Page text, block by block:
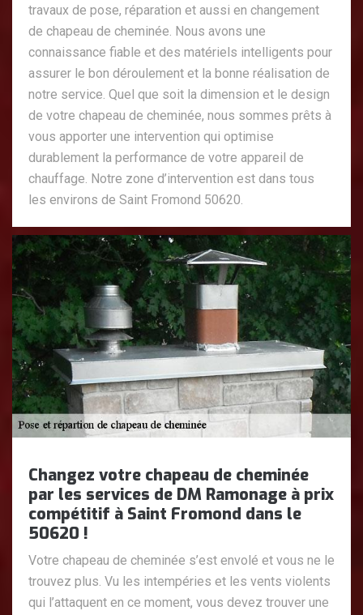
travaux de pose, réparation et aussi en changement
de chapeau de cheminée. Nous avons une
connaissance fiable et des matériels intelligents pour
assurer le bon déroulement et la bonne réalisation de
notre service. Quel que soit la dimension et le design
de votre chapeau de cheminée, nous sommes prêts à
vous apporter une intervention qui optimise
durablement la performance de votre appareil de
chauffage. Notre zone d’intervention est dans tous
les environs de Saint Fromond 50620.
Changez votre chapeau de cheminée
par les services de DM Ramonage à prix
compétitif à Saint Fromond dans le
50620 !
Votre chapeau de cheminée s’est envolé et vous ne le
trouvez plus. Vu les intempéries et les vents violents
qui l’attaquent en ce moment, vous devez trouver une